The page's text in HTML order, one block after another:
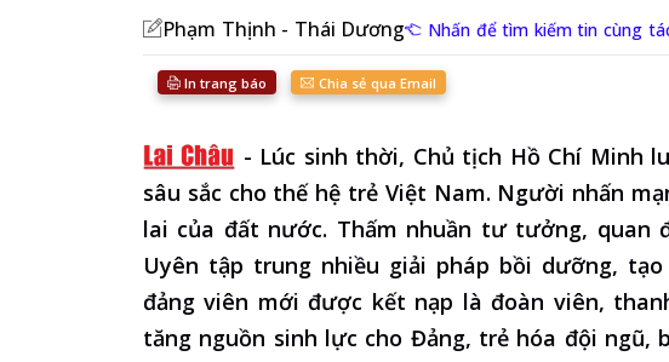
Phạm Thịnh - Thái Dương Nhấn để tìm kiếm tin cùng
In trang báo Chia sẻ qua Email
- Lúc sinh thời, Chủ tịch Hồ Chí Minh
sâu sắc cho thế hệ trẻ Việt Nam. Người nhấn
lai của đất nước. Thấm nhuần tư tưởng, quan
Uyên tập trung nhiều giải pháp bồi dưỡng,
đảng viên mới được kết nạp là đoàn viên,
tăng nguồn sinh lực cho Đảng, trẻ hóa đội